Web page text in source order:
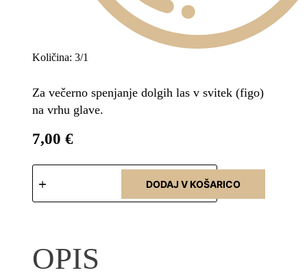
Količina: 3/1
Za večerno spenjanje dolgih las v svitek (figo)
na vrhu glave.
7,00 €
DODAJ V KOŠARICO
OPIS